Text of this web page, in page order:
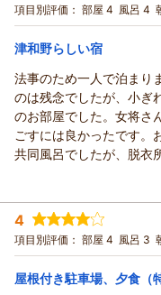
朝・夕
宿泊価格帯： 8,001～9,000
項目別評価： 部屋 4 風呂 4
津和野らしい宿
法事のため一人で泊まり
のは残念でしたが、小ぎ
のお部屋でした。女将さ
ごすには良かったです。
共同風呂でしたが、脱衣
いました。何よりお風呂
女共用が２つと男性用が
です。想定としては夫
思います。旅手帳もお
回は残念でしたが、次回
ざいました。
宿泊時期： 2026年01月宿泊
投稿者： たっくんさん
宿泊プラン： 【素泊まり】直
食事なし
宿泊価格帯： 5,001～6,000
4
項目別評価： 部屋 4 風呂 3
屋根付き駐車場、夕食（